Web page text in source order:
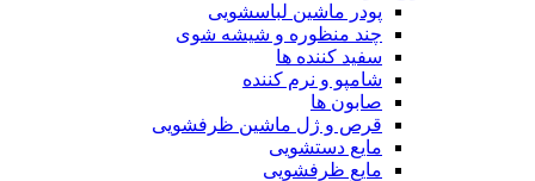
پودر ماشین لباسشویی
چند منظوره و شیشه شوی
سفید کننده ها
شامپو و نرم کننده
صابون ها
قرص و ژل ماشین ظرفشویی
مایع دستشویی
مایع ظرفشویی